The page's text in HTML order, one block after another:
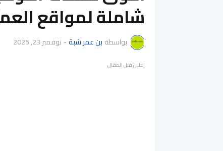
شاملة لمواقع
بواسطة بن عمر شبة- نوفمبر 23, 2025
إعلان قبل المقال